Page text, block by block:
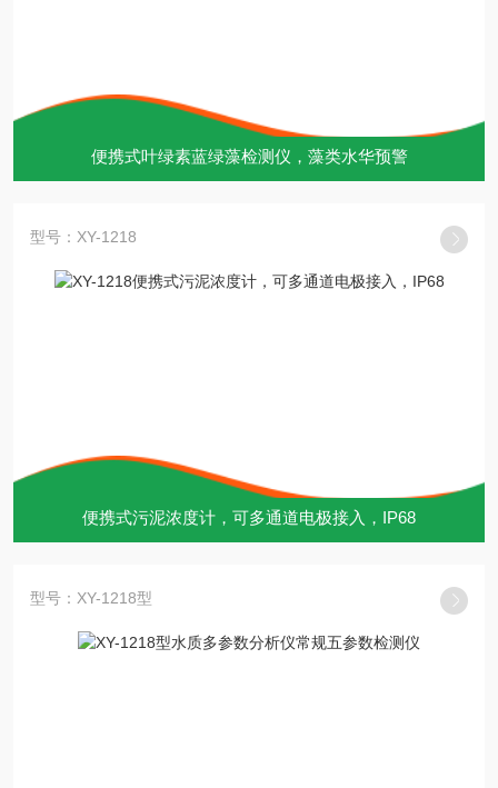
便携式叶绿素蓝绿藻检测仪，藻类水华预警
型号：XY-1218
便携式污泥浓度计，可多通道电极接入，IP68
型号：XY-1218型